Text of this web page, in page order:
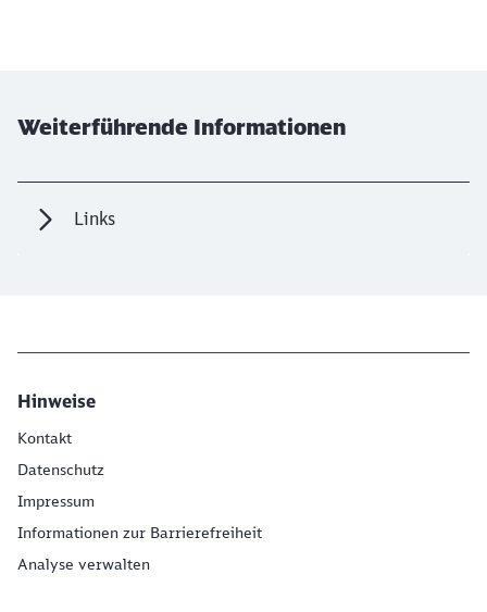
Weiterführende Informationen
Links
Hinweise
Kontakt
Datenschutz
Impressum
Informationen zur Barrierefreiheit
Analyse verwalten